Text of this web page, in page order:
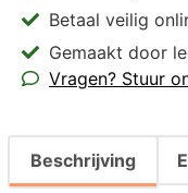
Betaal veilig
Gemaakt door
Vragen? Stuur
Beschrijving